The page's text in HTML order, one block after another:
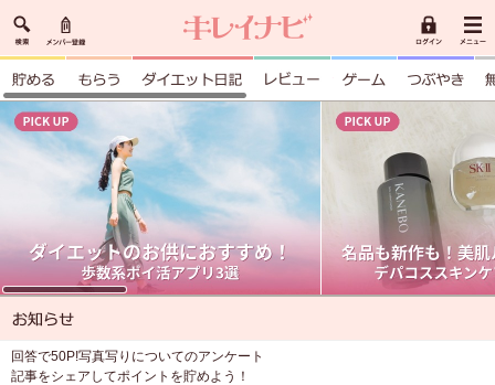
回答で50P!写真写りについてのアンケート
記事をシェアしてポイントを貯めよう！